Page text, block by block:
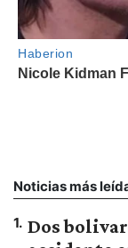
Noticias más
1. Dos